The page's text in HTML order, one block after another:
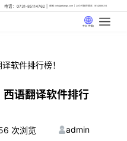
电话：0731-85114762 邮箱: info@artlangs.com 24小时翻译管家: 18142666316
中文 (中国)
软件排行榜！
语翻译软件排行
次浏览 admin